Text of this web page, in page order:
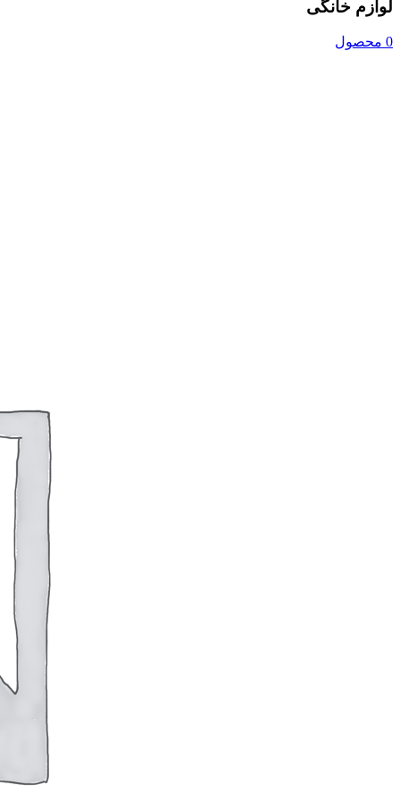
لوازم خانگی
0 محصول